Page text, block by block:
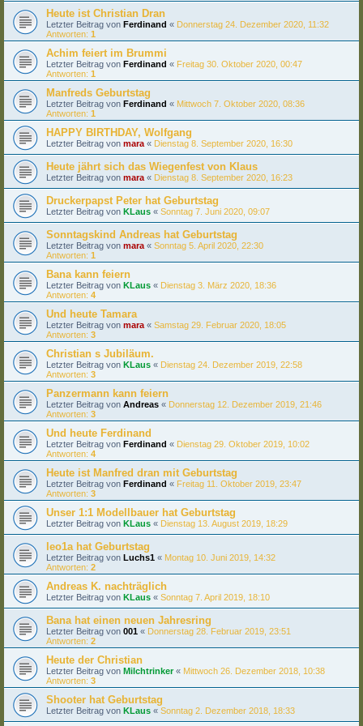
Heute ist Christian Dran
Letzter Beitrag von Ferdinand « Donnerstag 24. Dezember 2020, 11:32
Antworten: 1
Achim feiert im Brummi
Letzter Beitrag von Ferdinand « Freitag 30. Oktober 2020, 00:47
Antworten: 1
Manfreds Geburtstag
Letzter Beitrag von Ferdinand « Mittwoch 7. Oktober 2020, 08:36
Antworten: 1
HAPPY BIRTHDAY, Wolfgang
Letzter Beitrag von mara « Dienstag 8. September 2020, 16:30
Heute jährt sich das Wiegenfest von Klaus
Letzter Beitrag von mara « Dienstag 8. September 2020, 16:23
Druckerpapst Peter hat Geburtstag
Letzter Beitrag von KLaus « Sonntag 7. Juni 2020, 09:07
Sonntagskind Andreas hat Geburtstag
Letzter Beitrag von mara « Sonntag 5. April 2020, 22:30
Antworten: 1
Bana kann feiern
Letzter Beitrag von KLaus « Dienstag 3. März 2020, 18:36
Antworten: 4
Und heute Tamara
Letzter Beitrag von mara « Samstag 29. Februar 2020, 18:05
Antworten: 3
Christian s Jubiläum.
Letzter Beitrag von KLaus « Dienstag 24. Dezember 2019, 22:58
Antworten: 3
Panzermann kann feiern
Letzter Beitrag von Andreas « Donnerstag 12. Dezember 2019, 21:46
Antworten: 3
Und heute Ferdinand
Letzter Beitrag von Ferdinand « Dienstag 29. Oktober 2019, 10:02
Antworten: 4
Heute ist Manfred dran mit Geburtstag
Letzter Beitrag von Ferdinand « Freitag 11. Oktober 2019, 23:47
Antworten: 3
Unser 1:1 Modellbauer hat Geburtstag
Letzter Beitrag von KLaus « Dienstag 13. August 2019, 18:29
leo1a hat Geburtstag
Letzter Beitrag von Luchs1 « Montag 10. Juni 2019, 14:32
Antworten: 2
Andreas K. nachträglich
Letzter Beitrag von KLaus « Sonntag 7. April 2019, 18:10
Bana hat einen neuen Jahresring
Letzter Beitrag von 001 « Donnerstag 28. Februar 2019, 23:51
Antworten: 2
Heute der Christian
Letzter Beitrag von Milchtrinker« Mittwoch 26. Dezember 2018, 10:38
Antworten: 3
Shooter hat Geburtstag
Letzter Beitrag von KLaus « Sonntag 2. Dezember 2018, 18:33